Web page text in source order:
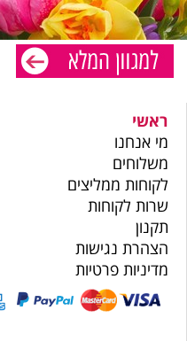
ראשי
מי אנחנו
משלוחים
לקוחות ממליצים
שרות לקוחות
תקנון
הצהרת נגישות
מדיניות פרטיות